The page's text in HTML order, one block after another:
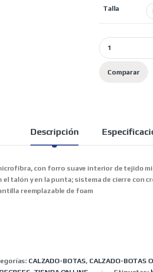
Talla
Seventy botas
Comparar
Descripción
con forro suave interior de tejido
el talón y en la punta; sistema de cierre con
reemplazable de foam
CALZADO-BOTAS, CALZADO-BOTAS